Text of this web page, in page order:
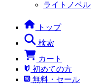
ライトノベル
トップ
検索
カート
初めての方
無料・セール